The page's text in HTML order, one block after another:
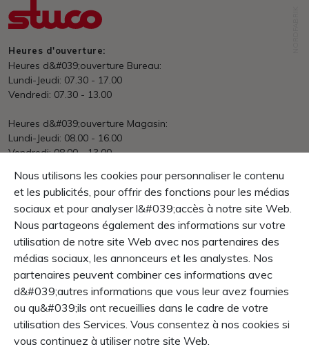
Heures d'ouverture:
Heures d&#039;ouverture Bureau:
Lundi-Jeudi: 07.30 - 17.00
Vendredi: 07.30 - 13.00
Heures d&#039;ouverture Magasin:
Lundi-Jeudi: 08.00 - 16.00
Vendredi: 08.00 - 13.00
Expédition
en ligne dès prix € 150.- franco domicile
International après dépenses
Paiement
net dans les 30 jours
Droit de retour dans le 10 jours
La garantie produit 1 année
Nous utilisons les cookies pour personnaliser le contenu
et les publicités, pour offrir des fonctions pour les médias
sociaux et pour analyser l&#039;accès à notre site Web.
Nous partageons également des informations sur votre
utilisation de notre site Web avec nos partenaires des
médias sociaux, les annonceurs et les analystes. Nos
partenaires peuvent combiner ces informations avec
d&#039;autres informations que vous leur avez fournies
ou qu&#039;ils ont recueillies dans le cadre de votre
utilisation des Services. Vous consentez à nos cookies si
vous continuez à utiliser notre site Web.